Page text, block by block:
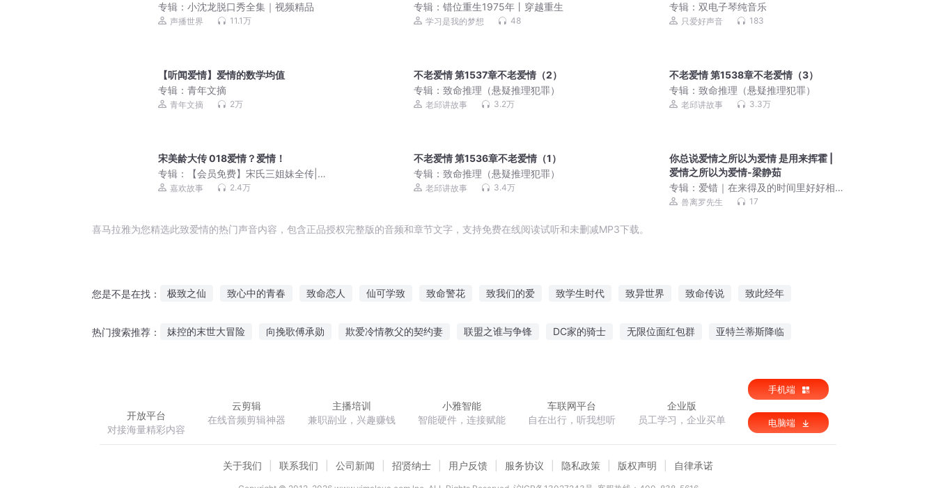
专辑： 小沈龙脱口秀全集｜视频精品
声播世界 11.1万
专辑：错位重生1975年丨穿越重生
学习是我的梦想 48
专辑：双电子琴纯音乐
只爱好声音 183
【听闻爱情】爱情的数学均值
专辑： 青年文摘
青年文摘 2万
不老爱情 第1537章不老爱情（2）
专辑：致命推理（悬疑推理犯罪）
老邱讲故事 3.2万
不老爱情 第1538章不老爱情（3）
专辑：致命推理（悬疑推理犯罪）
老邱讲故事 3.3万
宋美龄大传 018爱情？爱情！
专辑：
【会员免费】宋氏三姐妹全传|宋
庆龄、宋美龄、宋蔼龄传奇一生
嘉欢故事 2.4万
不老爱情 第1536章不老爱情（1）
专辑：致命推理（悬疑推理犯罪）
老邱讲故事 3.4万
你总说爱情之所以为爱情 是用来挥霍 |
爱情之所以为爱情-梁静茹
专辑： 爱错｜在来得及的时间里好好相
爱 兽离罗先生 17
喜马拉雅为您精选此致爱情的热门声音内容，包含正品授权完整版的音频和章节文字，支持免费在线阅读试听和未删减MP3下载。
您是不是在找： 极致之仙 致心中的青春 致命恋人 仙可学致 致命警花 致我们的爱 致学生时代 致异世界 致命传说 致此经年
致我们美好的小青春 致我们回不去的过往 仙道极致 致你我的青春 致命十连 青春致稷 致M致C 致天而行 致命猎手
热门搜索推荐： 妹控的末世大冒险 向挽歌傅承勋 欺爱冷情教父的契约妻 联盟之谁与争锋 DC家的骑士 无限位面红包群 亚特兰蒂斯降临
开放平台
对接海量精彩内容
云剪辑
在线音频剪辑神器
主播培训
兼职副业，兴趣赚钱
小雅智能
智能硬件，连接赋能
车联网平台
自在出行，听我想听
企业版
员工学习，企业买单
手机端
电脑端
关于我们 联系我们 公司新闻 招贤纳士 用户反馈 服务协议 隐私政策 版权声明 自律承诺